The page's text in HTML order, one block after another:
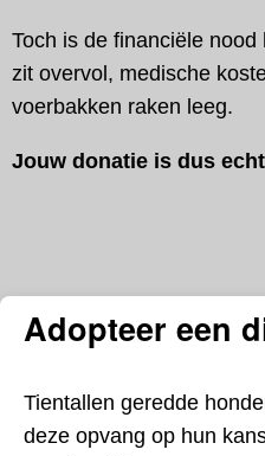
Toch is de financiële nood
zit overvol, medische
voerbakken raken leeg.
Jouw donatie is dus
Adopteer een
Tientallen geredde
deze opvang op hun